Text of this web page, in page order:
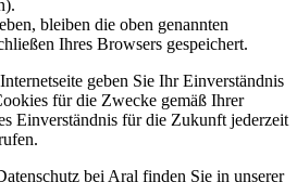
bleiben die oben genannten
Ihres Browsers gespeichert.
geben Sie Ihr Einverständnis
für die Zwecke gemäß Ihrer
Einverständnis für die Zukunft jederzeit
bei Aral finden Sie in unserer